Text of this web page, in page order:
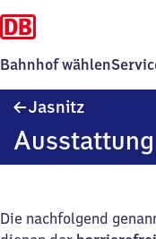
Bahnhof wählen
Jasnitz
Die nachfolgend